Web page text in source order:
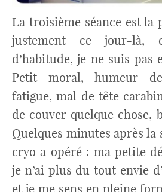
La troisième séance est la
justement ce jour-là,
d’habitude, je ne suis
Petit moral, humeur
fatigue, mal de tête
de couver quelque chose,
Quelques minutes après la
cryo a opéré : ma petite
je n’ai plus du tout envie
et je me sens en pleine